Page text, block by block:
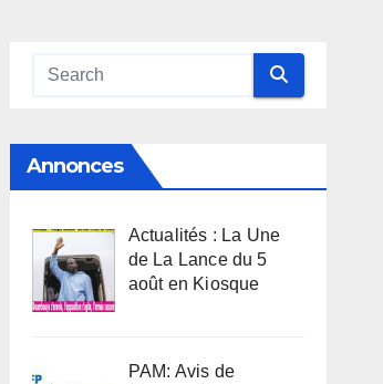
Annonces
Actualités : La Une
de La Lance du 5
août en Kiosque
PAM: Avis de